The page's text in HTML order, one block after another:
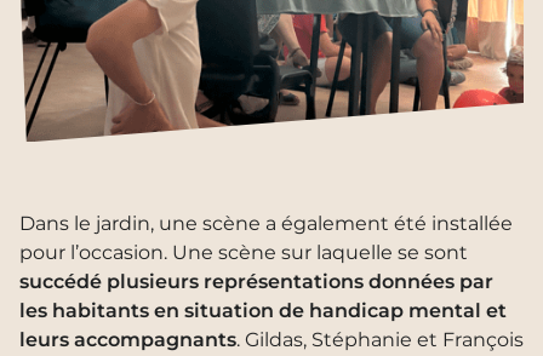
Dans le jardin, une scène a également été installée
pour l’occasion. Une scène sur laquelle se sont
succédé plusieurs représentations données par
les habitants en situation de handicap mental et
leurs accompagnants. Gildas, Stéphanie et François